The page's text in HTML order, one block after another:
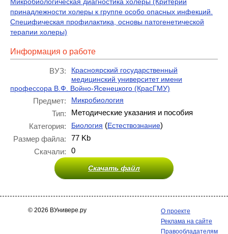
принадлежности холеры к группе особо опасных инфекций.
Специфическая профилактика, основы патогенетической
терапии холеры)
Информация о работе
ВУЗ:
Красноярский государственный
медицинский университет имени
профессора В.Ф. Войно-Ясенецкого (КрасГМУ)
Предмет: Микробиология
Тип:
Методические указания и пособия
Категория:
Биология (Естествознание)
Размер файла:
77 Kb
Скачали:
0
Скачать файл
© 2026 ВУнивере.ру
О проекте
Реклама на сайте
Правообладателям